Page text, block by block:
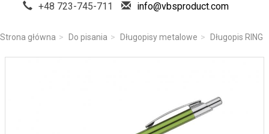
+48 723-745-711 info@vbsproduct.com
Strona główna Do pisania Długopisy metalowe Długopis RING